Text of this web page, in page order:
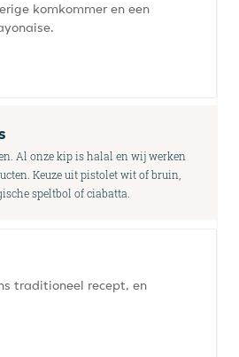
komkommer en een
Al onze kip is halal en wij werken
Keuze uit pistolet wit of bruin,
speltbol of ciabatta.
traditioneel recept, en